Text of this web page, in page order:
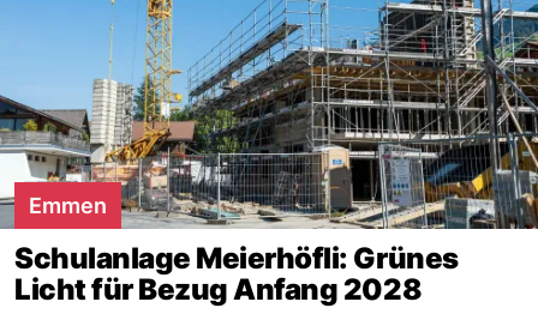
Emmen
Schulanlage Meierhöfli: Grünes
Licht für Bezug Anfang 2028